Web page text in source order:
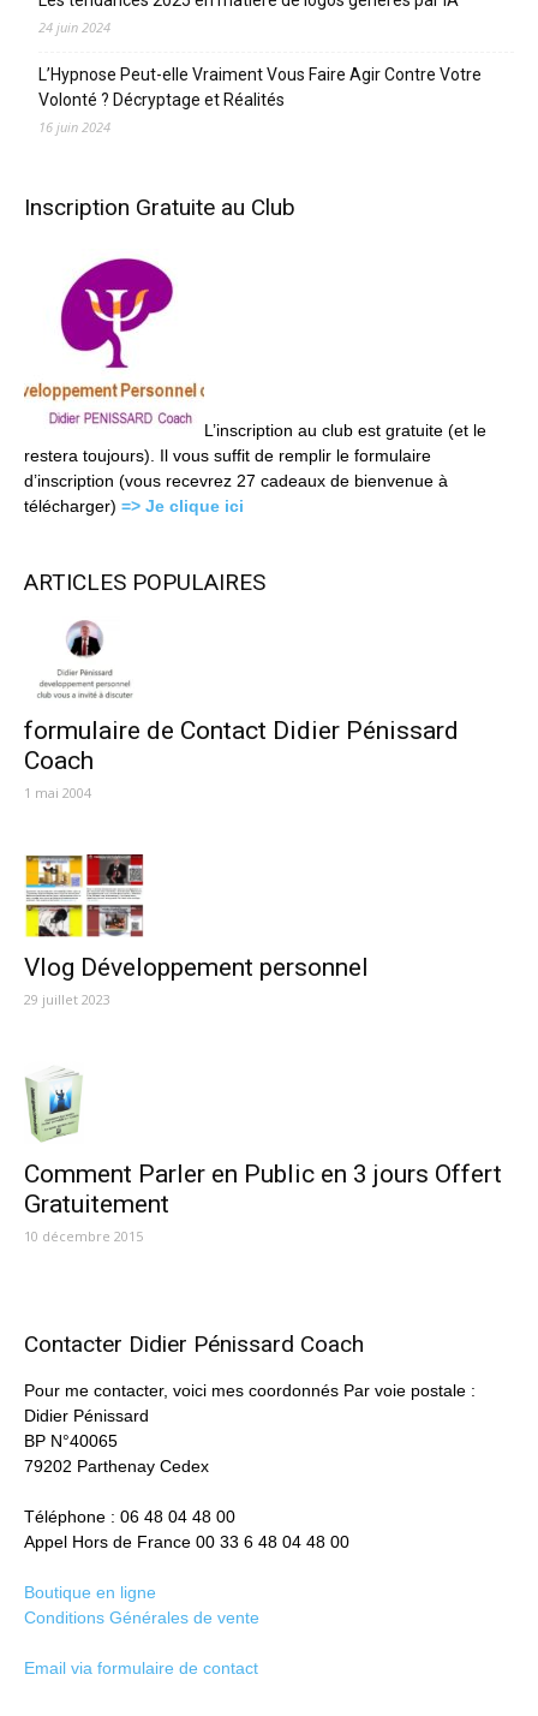
24 juin 2024
L’Hypnose Peut-elle Vraiment Vous Faire Agir Contre Votre
Volonté ? Décryptage et Réalités
16 juin 2024
Inscription Gratuite au Club
L’inscription au club est gratuite (et le
restera toujours). Il vous suffit de remplir le formulaire
d’inscription (vous recevrez 27 cadeaux de bienvenue à
télécharger) => Je clique ici
ARTICLES POPULAIRES
formulaire de Contact Didier Pénissard
Coach
1 mai 2004
Vlog Développement personnel
29 juillet 2023
Comment Parler en Public en 3 jours Offert
Gratuitement
10 décembre 2015
Contacter Didier Pénissard Coach
Pour me contacter, voici mes coordonnés Par voie postale :
Didier Pénissard
BP N°40065
79202 Parthenay Cedex
Téléphone : 06 48 04 48 00
Appel Hors de France 00 33 6 48 04 48 00
Boutique en ligne
Conditions Générales de vente
Email via formulaire de contact